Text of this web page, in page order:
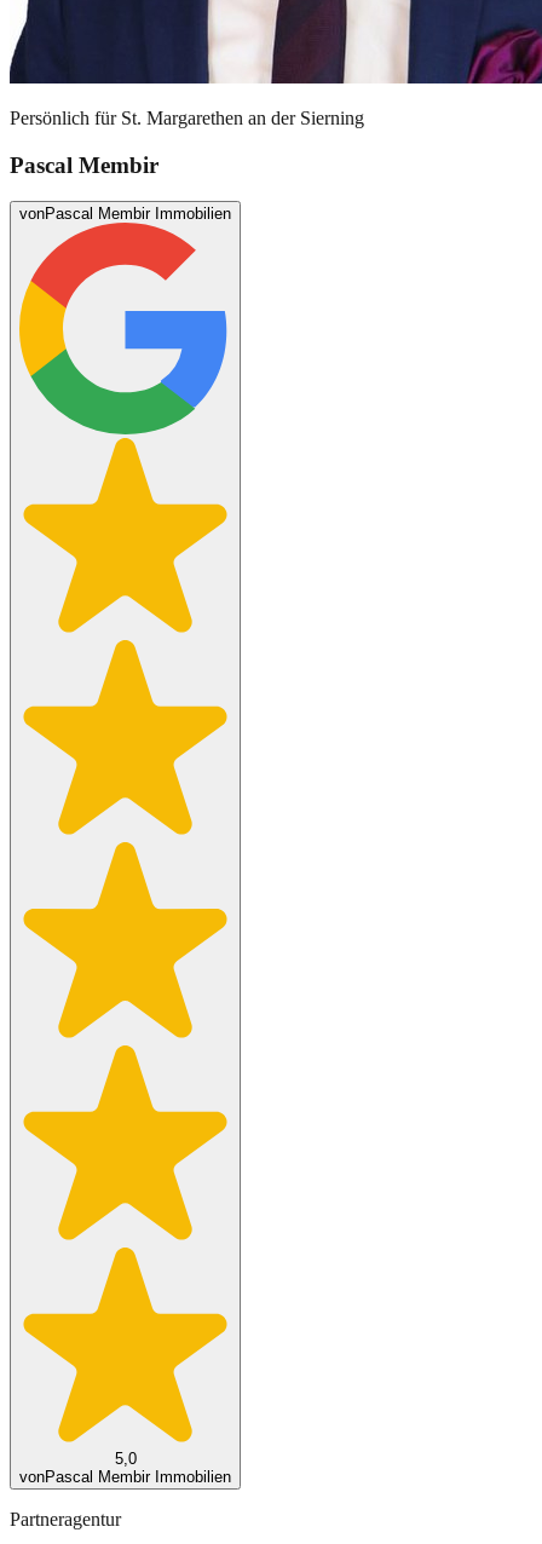
Persönlich für St. Margarethen an der Sierning
Pascal Membir
vonPascal Membir Immobilien
5,0
vonPascal Membir Immobilien
Partneragentur